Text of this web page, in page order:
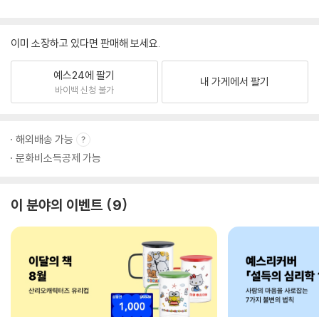
이미 소장하고 있다면 판매해 보세요.
예스24에 팔기
바이백 신청 불가
내 가게에서 팔기
해외배송 가능
문화비소득공제 가능
이 분야의 이벤트 9